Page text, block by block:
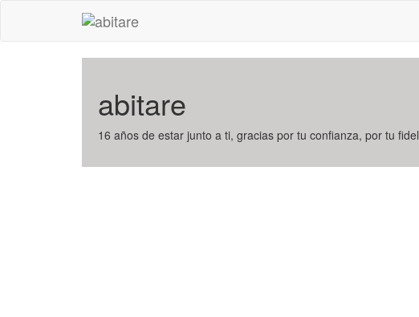
abitare
16 años de estar junto a ti, gracias por tu confianza, por tu